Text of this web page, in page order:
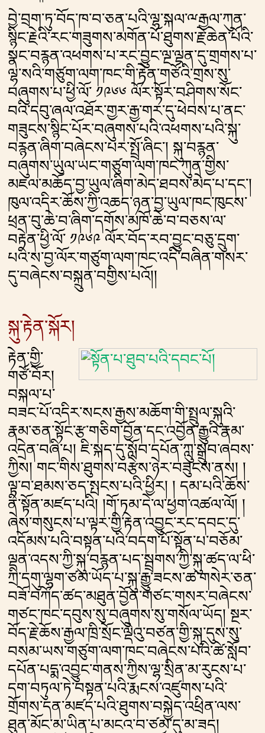
བྱེ་བྲག་ཏུ་བོད་ཁ་བ་ཅན་པའི་ལྷ་སྐལ་ྋརྒྱལ་ཀུན་
སྙིང་རྗེའི་རང་གཟུགས་མགོན་པོ་ཐུགས་རྗེ་ཆེན་པོའི་
སྣང་བརྙན་འཕགས་པ་རང་བྱུང་ལྔ་ལྡན་དུ་གྲགས་པ་
ལྷ་སའི་གཙུག་ལག་ཁང་གི་རྟེན་གཙོའི་གྲས་སུ་
བཞུགས་པ་ཕྱི་ལོ་ ༡༩༦༦ ལོར་སྟོར་བཤིགས་སོང་
བའི་དབུ་ཞལ་འཐོར་གྱར་རྒྱ་གར་དུ་ཕེབས་པ་ནང་
གཟུངས་སྙིང་པོར་བཞུགས་པའི་འཕགས་པའི་སྐུ་
བརྙན་ཞིག་བཞེངས་པར་སྤྲོ་ཞིང༌། སྐུ་བརྙན་
བཞུགས་ཡུལ་ཡང་གཙུག་ལག་ཁང་ཀུན་གྱིས་
མཇལ་མཆོད་བྱ་ཡུལ་ཞིག་མེད་ཐབས་མེད་པ་དང༌།
ཁུལ་འདིར་ཆོས་ཀྱི་འཆད་ཉན་བྱ་ཡུལ་ཁང་ཁུངས་
ཕྲན་བུ་ཆེ་བ་ཞིག་དགོས་མཁོ་ཆེ་བ་བཅས་ལ་
བརྟེན་ཕྱི་ལོ་ ༡༩༦༩ ལོར་བོད་རབ་བྱུང་བཅུ་དྲུག་
པའི་ས་བྱ་ལོར་གཙུག་ལག་ཁང་འདི་བཞིན་གསར་
དུ་བཞེངས་བསྐྲུན་བགྱིས་པའོ།།
སྐུ་རྟེན་སྐོར།
རྟེན་གྱི་
གཙོ་བོར།
བསྐལ་པ་
བཟང་པོ་འདིར་སངས་རྒྱས་མཆོག་གི་སྤྲུལ་སྐུའི་
རྣམ་ཅན་སྟོང་རྩ་གཅིག་བྱོན་དང་འབྱོན་རྒྱུའི་རྣམ་
འདྲེན་བཞི་པ། ཇི་སྐད་དུ་སློབ་དཔོན་ཀླུ་སྒྲུབ་ཞབས་
ཀྱིས། གང་གིས་ཐུགས་བརྩེས་ཉེར་བཟུངས་ནས། །
ལྟ་བ་ཐམས་ཅད་སྤངས་པའི་ཕྱིར། ། དམ་པའི་ཆོས་
ནི་སྟོན་མཛད་པའི། །གོ་ཏམ་དེ་ལ་ཕྱག་འཚལ་ལོ། །
ཞེས་གསུངས་པ་ལྟར་གྱི་རྟེན་འབྱུང་རང་དབང་དུ་
འདོམས་པའི་བསྟན་པའི་བདག་པོ་སྟོན་པ་བཅོམ་
ལྡན་འདས་ཀྱི་སྐུ་བརྙན་པད་སྦྲགས་ཀྱི་སྐུ་ཚད་ལ་ཕི་
ཀྲི་དགུ་ལྷག་ཙམ་ཡོད་པ་སྐུ་རྒྱུ་ཟངས་ཚ་གསེར་ཅན་
བཟོ་བཀོད་ཚད་མཐུན་བྱོན་གཙང་གསར་བཞེངས་
གཙང་ཁང་དབུས་སུ་བཞུགས་སུ་གསོལ་ཡོད། སྔར་
བོད་རྗེ་ཆོས་རྒྱལ་ཁྲི་སྲོང་ལྡེའུ་བཙན་གྱི་སྐུ་དུས་སུ་
བསམ་ཡས་གཙུག་ལག་ཁང་བཞེངས་པའི་ཚེ་སློབ་
དཔོན་པདྨ་འབྱུང་གནས་ཀྱིས་ལྷ་སྲིན་མ་རུངས་པ་
དག་བཏུལ་ཏེ་བསྟན་པའི་རྨངས་འཛུགས་པའི་
གྲོགས་དན་མཛད་པའི་ཐུགས་བསྐྱེད་འཕྲིན་ལས་
ཐུན་མོང་མ་ཡིན་པ་མངའ་བ་ཙམ་དུ་མ་ཟད།